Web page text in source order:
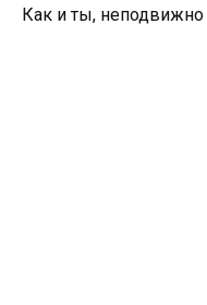
Как и ты,